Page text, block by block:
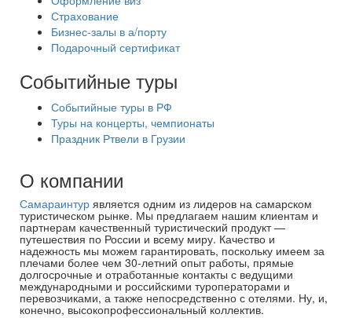
Страхование
Бизнес-залы в а/порту
Подарочный сертификат
Событийные туры
Событийные туры в РФ
Туры на концерты, чемпионаты
Праздник Ртвели в Грузии
О компании
Самараинтур является одним из лидеров на самарском
туристическом рынке. Мы предлагаем нашим клиентам и
партнерам качественный туристический продукт —
путешествия по России и всему миру. Качество и
надежность мы можем гарантировать, поскольку имеем за
плечами более чем 30-летний опыт работы, прямые
долгосрочные и отработанные контакты с ведущими
международными и российскими туроператорами и
перевозчиками, а также непосредственно с отелями. Ну, и,
конечно, высокопрофессиональный коллектив.